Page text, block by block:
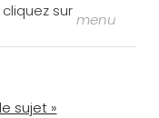
surmenu
sujet »